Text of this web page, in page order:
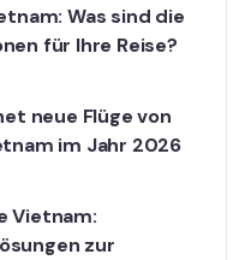
Was sind die
für Ihre Reise?
neue Flüge von
im Jahr 2026
Vietnam:
zur